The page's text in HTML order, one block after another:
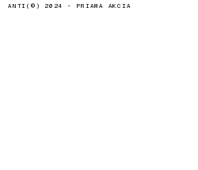
ANTI(©) 2024 - PRIAMA AKCIA